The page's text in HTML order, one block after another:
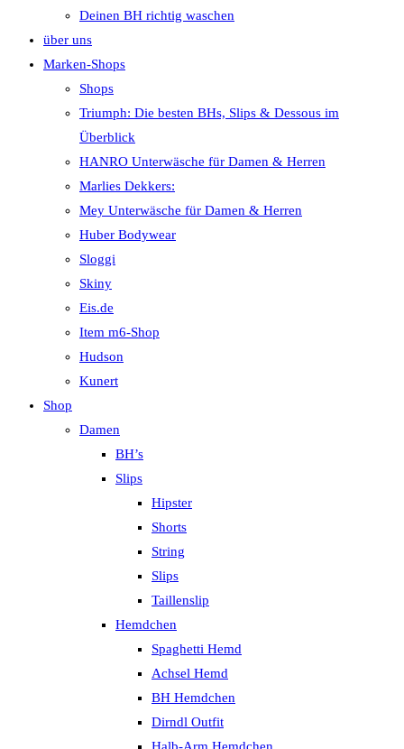
Deinen BH richtig waschen
über uns
Marken-Shops
Shops
Triumph: Die besten BHs, Slips & Dessous im
Überblick
HANRO Unterwäsche für Damen & Herren
Marlies Dekkers:
Mey Unterwäsche für Damen & Herren
Huber Bodywear
Sloggi
Skiny
Eis.de
Item m6-Shop
Hudson
Kunert
Shop
Damen
BH’s
Slips
Hipster
Shorts
String
Slips
Taillenslip
Hemdchen
Spaghetti Hemd
Achsel Hemd
BH Hemdchen
Dirndl Outfit